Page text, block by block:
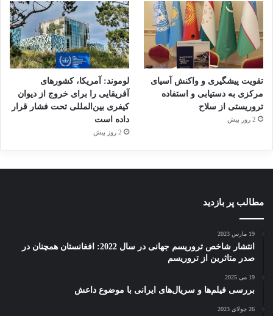
فیزیکی و اجتماعی را که خطر تاکتیک‌های ساده‌تر و
بیرحمانه‌تر را کاهش می‌دهند، تقویت نمایند.
تروریسم داعش قربانیان تروریسم
کپی لینک
تقویت پیشگیری و واکنش آسیای
مرکزی به دستیابی و استفاده
تروریستی از سلاح
2 روز پیش
لوموند: آمریکا، کشورهای
آفریقایی را برای خروج از دیوان
کیفری بین‌المللی تحت فشار قرار
داده است
2 روز پیش
مطالب پر بازدید
19 مارس 2023
انتشار شاخص تروریسم جهانی در سال 2022: افغانستان همچنان در
صدر متاثرین از تروریسم
19 می 2025
بررسی فیلم‌ها و سریال‌های ایرانی با موضوع داعش
26 جولای 2023